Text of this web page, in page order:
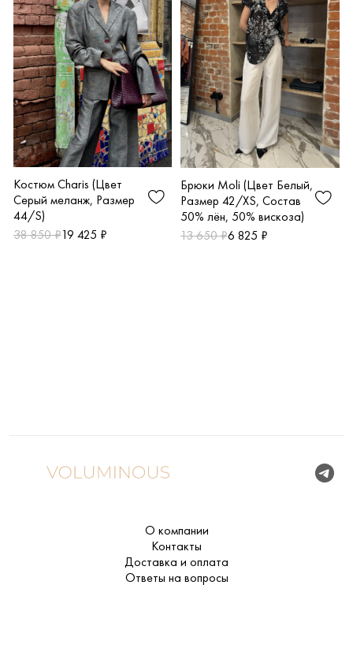
Костюм Charis (Цвет
Серый меланж, Размер
44/S)
38 850 ₽19 425 ₽
Брюки Moli (Цвет Белый,
Размер 42/XS, Состав
50% лён, 50% вискоза)
13 650 ₽6 825 ₽
О компании
Контакты
Доставка и оплата
Ответы на вопросы